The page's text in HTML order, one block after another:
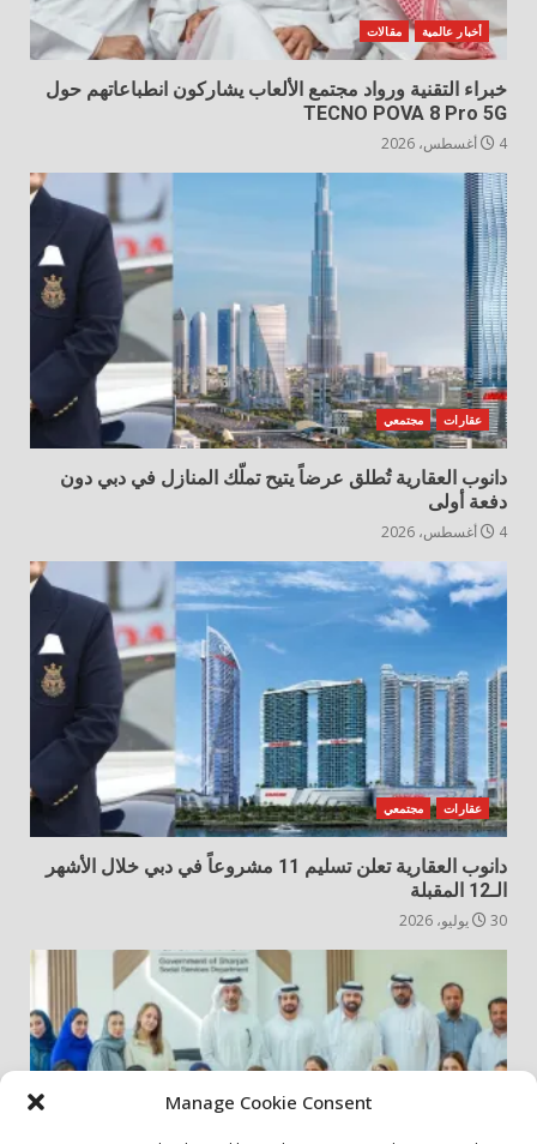
Manage Cookie Consent
أخبار عالمية مقالات
خبراء التقنية ورواد مجتمع الألعاب يشاركون انطباعاتهم حول
TECNO POVA 8 Pro 5G
4 أغسطس، 2026
عقارات مجتمعي
دانوب العقارية تُطلق عرضاً يتيح تملّك المنازل في دبي دون
دفعة أولى
4 أغسطس، 2026
عقارات مجتمعي
دانوب العقارية تعلن تسليم 11 مشروعاً في دبي خلال الأشهر
الـ12 المقبلة
30 يوليو، 2026